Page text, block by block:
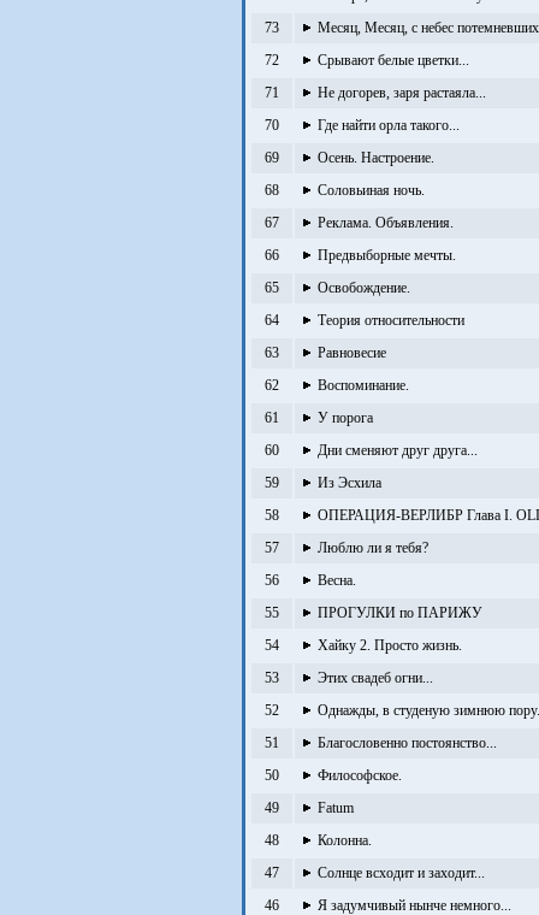
73
Месяц, Месяц, с небес
72
Срывают белые цветки...
71
Не догорев, заря растаяла...
70
Где найти орла такого...
69
Осень. Настроение.
68
Соловьиная ночь.
67
Реклама. Объявления.
66
Предвыборные мечты.
65
Освобождение.
64
Теория относительности
63
Равновесие
62
Воспоминание.
61
У порога
60
Дни сменяют друг друга...
59
Из Эсхила
58
ОПЕРАЦИЯ-ВЕРЛИБР Глава I.
57
Люблю ли я тебя?
56
Весна.
55
ПРОГУЛКИ по ПАРИЖУ
54
Хайку 2. Просто жизнь.
53
Этих свадеб огни...
52
Однажды, в студеную зимнюю
51
Благословенно постоянство...
50
Философское.
49
Fatum
48
Колонна.
47
Солнце всходит и заходит...
46
Я задумчивый нынче немного...